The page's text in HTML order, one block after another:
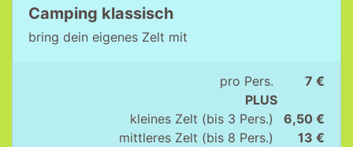
Camping klassisch
bring dein eigenes Zelt mit
pro Pers.
7 €
PLUS
kleines Zelt (bis 3 Pers.)
6,50 €
mittleres Zelt (bis 8 Pers.)
13 €